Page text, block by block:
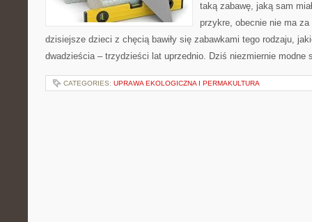
taką zabawę, jaką sam
przykre, obecnie nie ma
dzisiejsze dzieci z chęcią bawiły się zabawkami tego rodzaju,
dwadzieścia – trzydzieści lat uprzednio. Dziś niezmiernie
CATEGORIES: UPRAWA EKOLOGICZNA I PERMAKULTURA